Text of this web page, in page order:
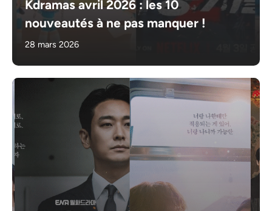
Kdramas avril 2026 : les 10
nouveautés à ne pas manquer !
28 mars 2026